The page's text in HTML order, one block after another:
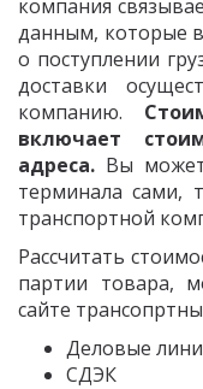
компания
данным, которые
о поступлении
доставки
компанию.
включает
адреса. Вы
терминала сами,
транспортной
Рассчитать
партии товара,
сайте
Деловые
СДЭК